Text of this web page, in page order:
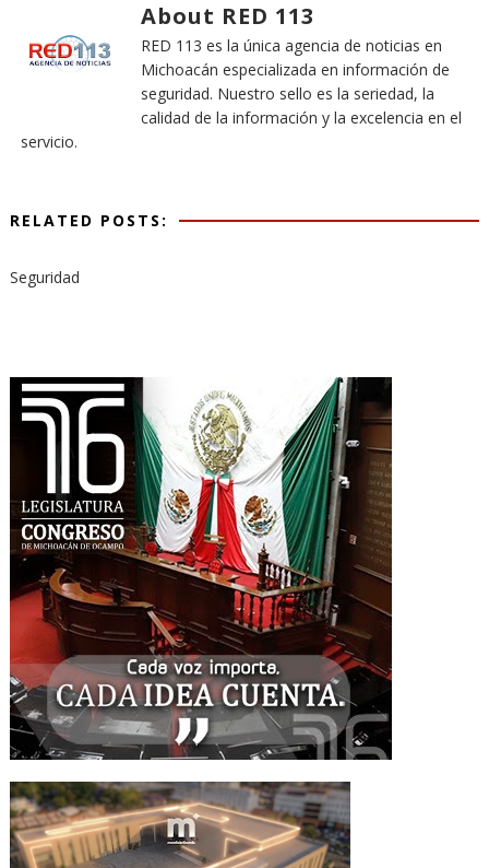
About RED 113
RED 113 es la única agencia de noticias en
Michoacán especializada en información de
seguridad. Nuestro sello es la seriedad, la
calidad de la información y la excelencia en el
servicio.
RELATED POSTS:
Seguridad